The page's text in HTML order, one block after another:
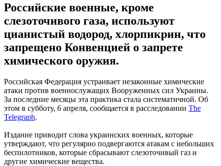
Российские военные, кроме
слезоточивого газа, используют
цианистый водород, хлорпикрин, что
запрещено Конвенцией о запрете
химического оружия.
Российская Федерация устраивает незаконные химические
атаки против военнослужащих Вооруженных сил Украины.
За последние месяцы эта практика стала систематичной. Об
этом в субботу, 6 апреля, сообщается в расследовании The
Telegraph.
Издание приводит слова украинских военных, которые
утверждают, что регулярно подвергаются атакам с небольших
беспилотников, которые сбрасывают слезоточивый газ и
другие химические вещества.